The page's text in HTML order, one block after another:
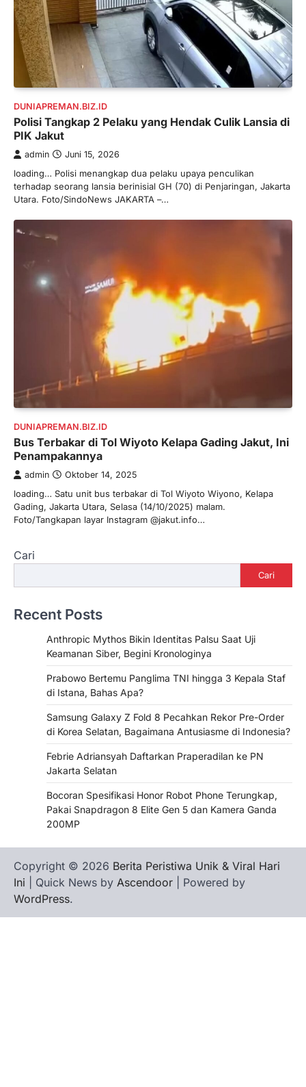
DUNIAPREMAN.BIZ.ID
Polisi Tangkap 2 Pelaku yang Hendak Culik Lansia di
PIK Jakut
admin Juni 15, 2026
loading… Polisi menangkap dua pelaku upaya penculikan
terhadap seorang lansia berinisial GH (70) di Penjaringan, Jakarta
Utara. Foto/SindoNews JAKARTA –…
DUNIAPREMAN.BIZ.ID
Bus Terbakar di Tol Wiyoto Kelapa Gading Jakut, Ini
Penampakannya
admin Oktober 14, 2025
loading… Satu unit bus terbakar di Tol Wiyoto Wiyono, Kelapa
Gading, Jakarta Utara, Selasa (14/10/2025) malam.
Foto/Tangkapan layar Instagram @jakut.info…
Cari
Cari
Recent Posts
Anthropic Mythos Bikin Identitas Palsu Saat Uji
Keamanan Siber, Begini Kronologinya
Prabowo Bertemu Panglima TNI hingga 3 Kepala Staf
di Istana, Bahas Apa?
Samsung Galaxy Z Fold 8 Pecahkan Rekor Pre-Order
di Korea Selatan, Bagaimana Antusiasme di Indonesia?
Febrie Adriansyah Daftarkan Praperadilan ke PN
Jakarta Selatan
Bocoran Spesifikasi Honor Robot Phone Terungkap,
Pakai Snapdragon 8 Elite Gen 5 dan Kamera Ganda
200MP
Copyright © 2026 Berita Peristiwa Unik & Viral Hari
Ini | Quick News by Ascendoor | Powered by
WordPress.